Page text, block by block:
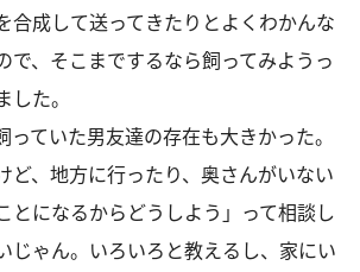
合成して送ってきたりとよくわかんな
で、そこまでするなら飼ってみようっ
た。
ていた男友達の存在も大きかった。
ど、地方に行ったり、奥さんがいない
とになるからどうしよう」って相談し
じゃん。いろいろと教えるし、家にい